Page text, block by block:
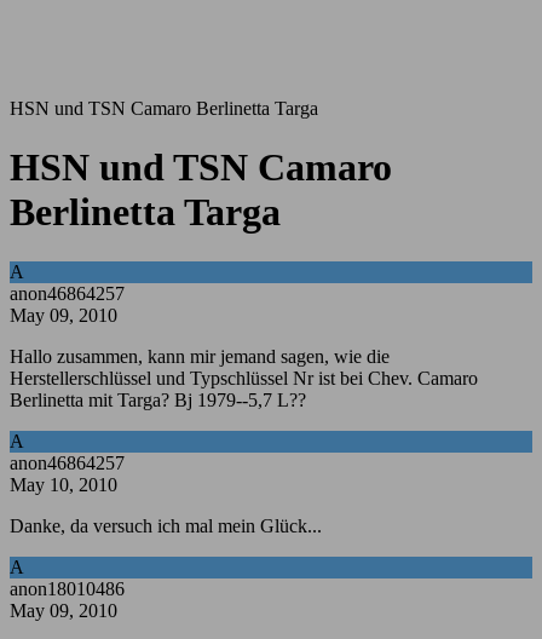
HSN und TSN Camaro Berlinetta Targa
HSN und TSN Camaro
Berlinetta Targa
A
anon46864257
May 09, 2010
Hallo zusammen, kann mir jemand sagen, wie die
Herstellerschlüssel und Typschlüssel Nr ist bei Chev. Camaro
Berlinetta mit Targa? Bj 1979--5,7 L??
A
anon46864257
May 10, 2010
Danke, da versuch ich mal mein Glück...
A
anon18010486
May 09, 2010